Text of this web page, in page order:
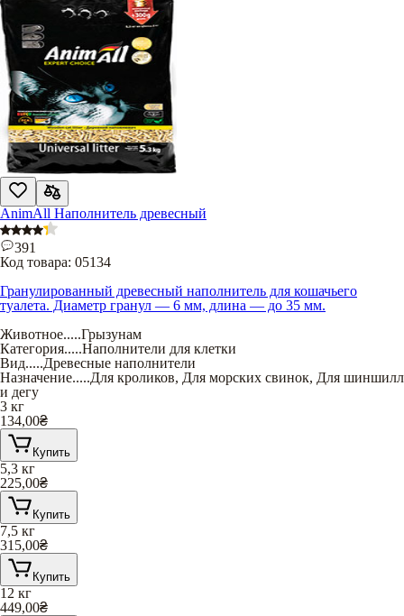
AnimAll Наполнитель древесный
391
Код товара: 05134
Гранулированный древесный наполнитель для кошачьего
туалета. Диаметр гранул — 6 мм, длина — до 35 мм.
Животное.....Грызунам
Категория.....Наполнители для клетки
Вид.....Древесные наполнители
Назначение.....Для кроликов, Для морских свинок, Для шиншилл
и дегу
3 кг
134,00₴
Купить
5,3 кг
225,00₴
Купить
7,5 кг
315,00₴
Купить
12 кг
449,00₴